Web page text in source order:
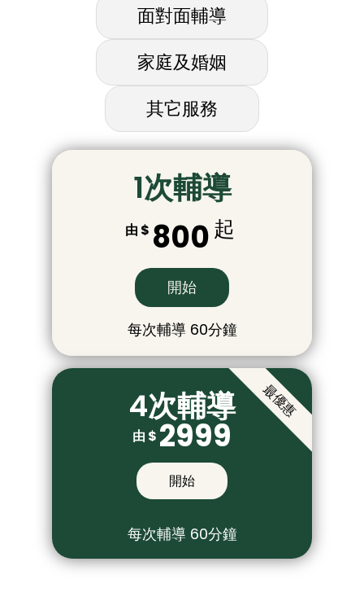
面對面輔導
家庭及婚姻
其它服務
1次輔導​
由 $ 800起
開始
每次輔導 60分鐘
4次輔導
由 $ 2999
開始
每次輔導 60分鐘
最優惠